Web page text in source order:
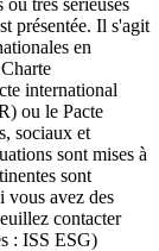
présentée. Il s'agit
en
international
ou le Pacte
sociaux et
sont mises à
sont
vous avez des
contacter
: ISS ESG)